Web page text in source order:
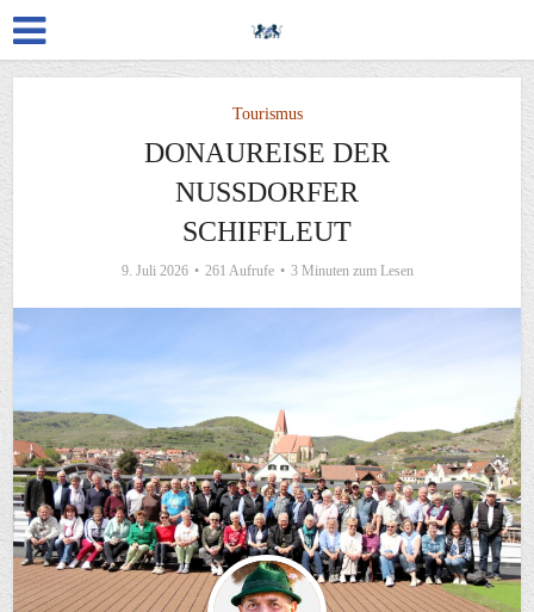
Tourismus
DONAUREISE DER
NUSSDORFER S
CHIFFLEUT
9. Juli 2026 261 Aufrufe 3 Minuten zum Lesen